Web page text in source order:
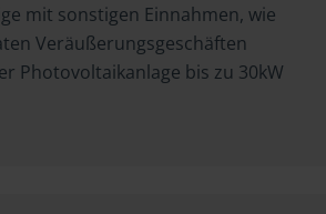
mit sonstigen Einnahmen, wie
Veräußerungsgeschäften
Photovoltaikanlage bis zu 30kW